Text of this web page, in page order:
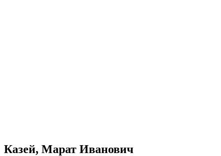
Казей, Марат Иванович